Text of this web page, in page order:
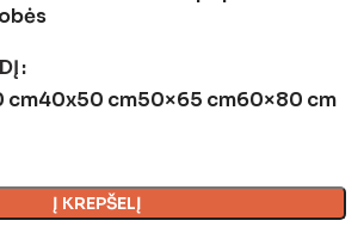
cm40x50 cm50×65 cm60×80 cm
Į KREPŠELĮ